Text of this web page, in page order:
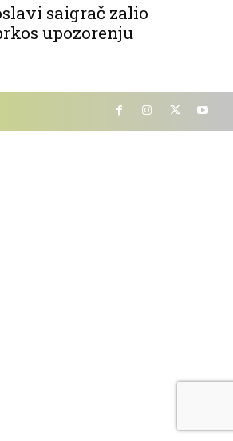
saigrač zalio
upozorenju